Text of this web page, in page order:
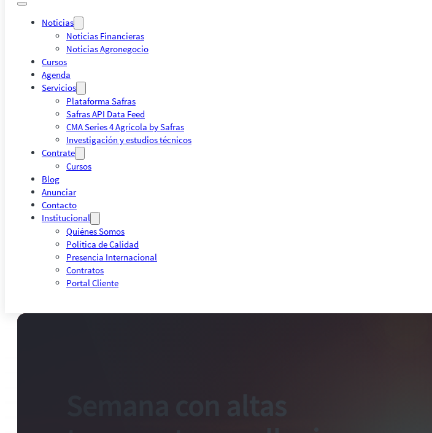
Noticias
Noticias Financieras
Noticias Agronegocio
Cursos
Agenda
Servicios
Plataforma Safras
Safras API Data Feed
CMA Series 4 Agrícola by Safras
Investigación y estudios técnicos
Contrate
Cursos
Blog
Anunciar
Contacto
Institucional
Quiénes Somos
Política de Calidad
Presencia Internacional
Contratos
Portal Cliente